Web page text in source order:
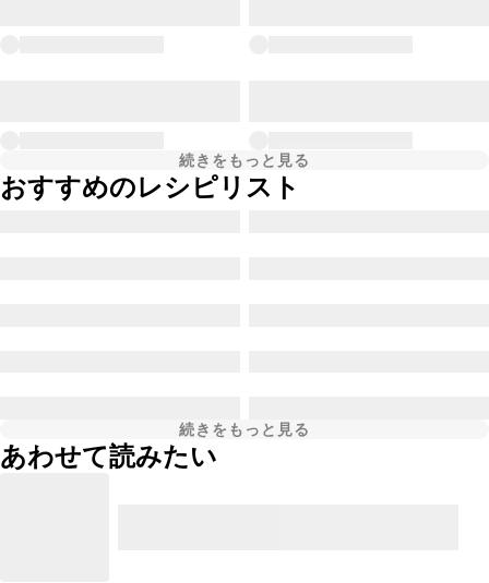
続きをもっと見る
おすすめのレシピリスト
続きをもっと見る
あわせて読みたい